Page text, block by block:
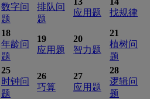
数字问
题
排队问
题
应用题
找规律
18
年龄问
题
19
应用题
20
智力题
21
植树问
题
25
时钟问
题
26
巧算
27
应用题
28
逻辑问
题